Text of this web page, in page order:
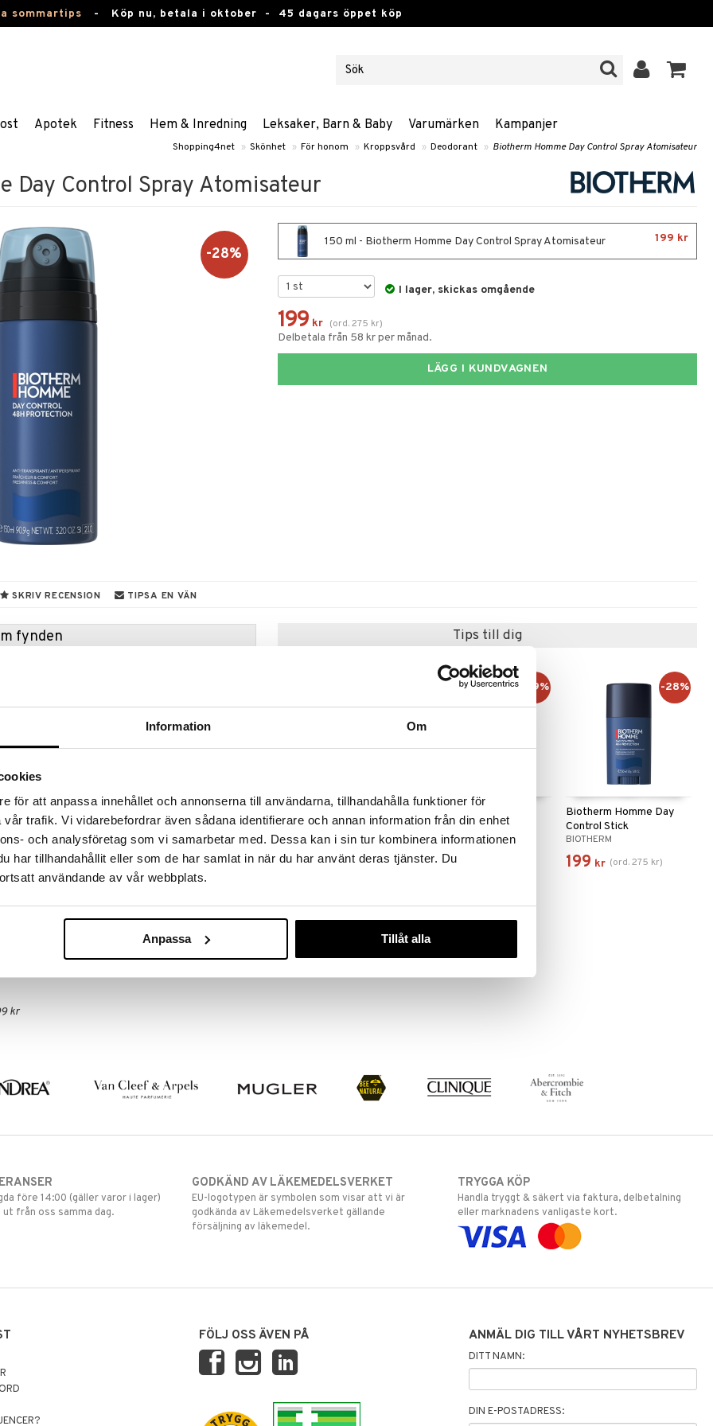
Information Om
för att anpassa innehållet och annonserna till användarna, tillhandahålla funktioner för
trafik. Vi vidarebefordrar även sådana identifierare och annan information från din enhet
och analysföretag som vi samarbetar med. Dessa kan i sin tur kombinera informationen
har tillhandahållit eller som de har samlat in när du har använt deras tjänster. Du
användande av vår webbplats.
Anpassa Tillåt alla
sommartips - Köp nu, betala i oktober - 45 dagars öppet köp
Apotek Fitness Hem & Inredning Leksaker, Barn & Baby Varumärken Kampanjer
Shopping4net » Skönhet » För honom » Kroppsvård » Deodorant » Biotherm Homme Day Control Spray Atomisateur
Day Control Spray Atomisateur
-28%
150 ml - Biotherm Homme Day Control Spray Atomisateur 199 kr
I lager, skickas omgående
199 kr (ord.275 kr)
Delbetala från 58 kr per månad.
LÄGG I KUNDVAGNEN
SKRIV RECENSION TIPSA EN VÄN
fynden
kan fort ta slut!
»
Atomisateur är en effektiv deodorant utan
svettutsöndringen. Formulan är berikad med
under armarna samt ser till att huden får en
inte av sig och är enkel att applicera.
deodoranten i armhålan.
kr
Tips till dig
Aquafitness Shower Gel
BIOTHERM
329 kr
Biotherm Homme Day
Control - Roll On
Deodorant
BIOTHERM
195 kr
-29%
Biotherm Homme Day
Control Stick
BIOTHERM
199 kr (ord.275 kr)
-28%
före 14:00 (gäller varor i lager)
från oss samma dag.
GODKÄND AV LÄKEMEDELSVERKET
EU-logotypen är symbolen som visar att vi är
godkända av Läkemedelsverket gällande
försäljning av läkemedel.
TRYGGA KÖP
Handla tryggt & säkert via faktura, delbetalning
eller marknadens vanligaste kort.
FÖLJ OSS ÄVEN PÅ ANMÄL DIG TILL VÅRT NYHETSBREV
DITT NAMN:
DIN E-POSTADRESS: